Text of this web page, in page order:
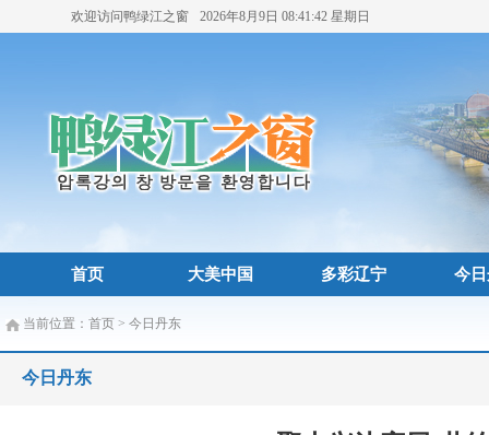
欢迎访问鸭绿江之窗 2026年8月9日 08:41:45 星期日
首页 大美中国 多彩辽宁 今
当前位置： 首页 > 今日丹东
今日丹东